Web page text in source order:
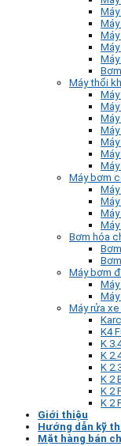
Máy thổi
Máy bơm
Bơm hóa
Máy bơm
Máy rửa
K4
K
K
K
K 2
K 2
K 2
Giới thiệu
Hướng dẫn kỹ
Mặt hàng bán